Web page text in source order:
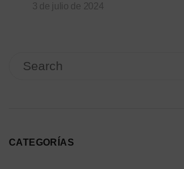
3 de julio de 2024
CATEGORÍAS